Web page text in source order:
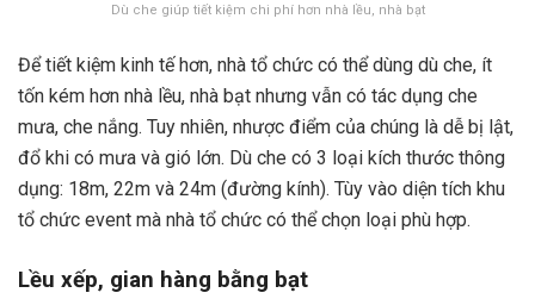
Dù che giúp tiết kiệm chi phí hơn nhà lều, nhà bạt
Để tiết kiệm kinh tế hơn, nhà tổ chức có thể dùng dù che, ít
tốn kém hơn nhà lều, nhà bạt nhưng vẫn có tác dụng che
mưa, che nắng. Tuy nhiên, nhược điểm của chúng là dễ bị lật,
đổ khi có mưa và gió lớn. Dù che có 3 loại kích thước thông
dụng: 18m, 22m và 24m (đường kính). Tùy vào diện tích khu
tổ chức event mà nhà tổ chức có thể chọn loại phù hợp.
Lều xếp, gian hàng bằng bạt